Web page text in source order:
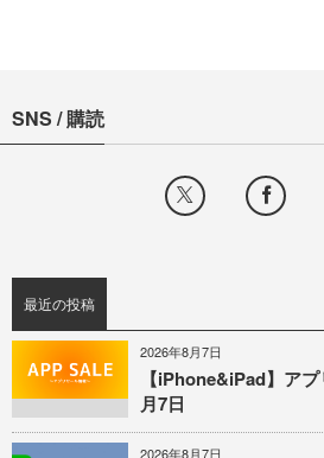
SNS / 購読
最近の投稿
2026年8月7日
【iPhone&iPad】ア
月7日
2026年8月7日